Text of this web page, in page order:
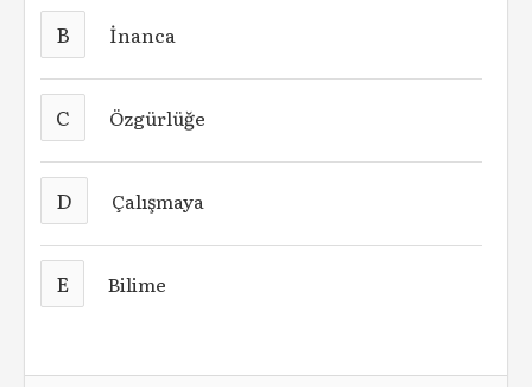
B İnanca
C Özgürlüğe
D Çalışmaya
E Bilime